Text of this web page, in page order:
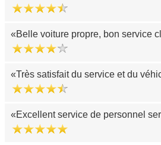
Belle voiture propre, bon service
Très satisfait du service et du
Excellent service de personnel